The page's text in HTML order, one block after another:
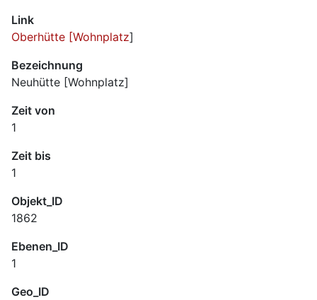
Link
Oberhütte [Wohnplatz]
Bezeichnung
Neuhütte [Wohnplatz]
Zeit von
1
Zeit bis
1
Objekt_ID
1862
Ebenen_ID
1
Geo_ID